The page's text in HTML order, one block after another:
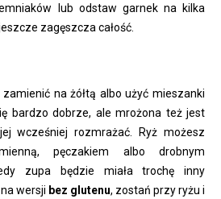
lub odstaw garnek na kilka
zagęszcza całość.
na żółtą albo użyć mieszanki
bardzo dobrze, ale mrożona też jest
wcześniej rozmrażać. Ryż możesz
pęczakiem albo drobnym
zupa będzie miała trochę inny
wersji bez glutenu, zostań przy ryżu i